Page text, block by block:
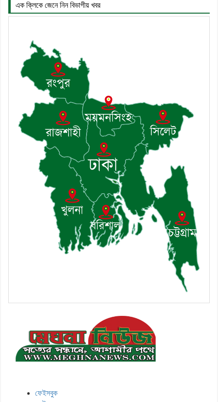
এক ক্লিকে জেনে নিন বিভাগীয় খবর
ফেইসবুক